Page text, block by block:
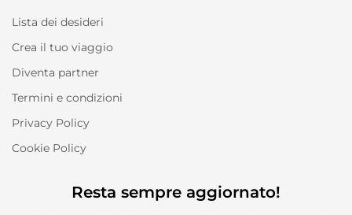
Lista dei desideri
Crea il tuo viaggio
Diventa partner
Termini e condizioni
Privacy Policy
Cookie Policy
Resta sempre aggiornato!